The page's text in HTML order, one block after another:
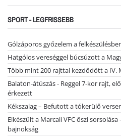
SPORT - LEGFRISSEBB
Gólzáporos győzelem a
Hatgólos vereséggel búcsúzott a
Több mint 200 rajttal kezdődött a IV.
Balaton-átúszás - Reggel 7-kor rajt,
érkezett
Kékszalag – Befutott a tókerülő
Elkészült a Marcali VFC őszi
bajnokság